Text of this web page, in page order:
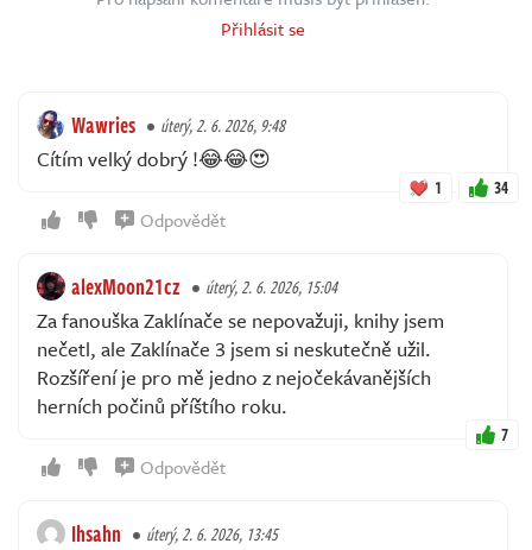
Přihlásit se
Wawries úterý, 2. 6. 2026, 9:48
Cítím velký dobrý !😂😂😍
1 34
Odpovědět
alexMoon21cz úterý, 2. 6. 2026, 15:04
Za fanouška Zaklínače se nepovažuji, knihy jsem
nečetl, ale Zaklínače 3 jsem si neskutečně užil.
Rozšíření je pro mě jedno z nejočekávanějších
herních počinů příštího roku.
7
Odpovědět
Ihsahn úterý, 2. 6. 2026, 13:45